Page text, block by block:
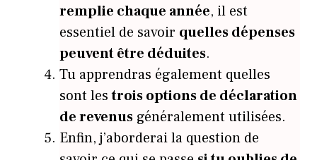
remplie chaque année, il est
essentiel de savoir quelles dépenses
peuvent être déduites.
Tu apprendras également quelles
sont lestrois options de déclaration
de revenus généralement utilisées.
Enfin, j’aborderai la question de